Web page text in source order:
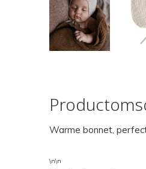
Warme bonnet,
\n\n